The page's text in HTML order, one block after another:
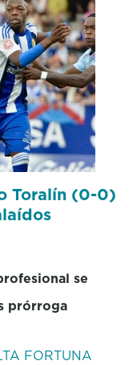
Toralín (0-0)
se
prórroga
FORTUNA